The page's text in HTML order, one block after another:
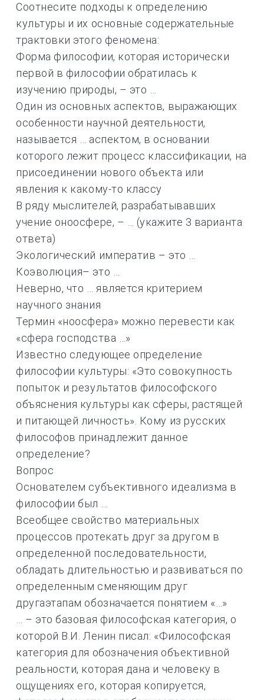
Соотнесите подходы к определению
культуры и их основные содержательные
трактовки этого феномена:
Форма философии, которая исторически
первой в философии обратилась к
изучению природы, – это …
Один из основных аспектов, выражающих
особенности научной деятельности,
называется … аспектом, в основании
которого лежит процесс классификации, на
присоединении нового объекта или
явления к какому-то классу
В ряду мыслителей, разрабатывавших
учение оноосфере, – … (укажите 3 варианта
ответа)
Экологический императив – это …
Коэволюция– это …
Неверно, что … является критерием
научного знания
Термин «ноосфера» можно перевести как
«сфера господства …»
Известно следующее определение
философии культуры: «Это совокупность
попыток и результатов философского
объяснения культуры как сферы, растящей
и питающей личность». Кому из русских
философов принадлежит данное
определение?
Вопрос
Основателем субъективного идеализма в
философии был …
Всеобщее свойство материальных
процессов протекать друг за другом в
определенной последовательности,
обладать длительностью и развиваться по
определенным сменяющим друг
другаэтапам обозначается понятием «…»
… – это базовая философская категория, о
которой В.И. Ленин писал: «Философская
категория для обозначения объективной
реальности, которая дана и человеку в
ощущениях его, которая копируется,